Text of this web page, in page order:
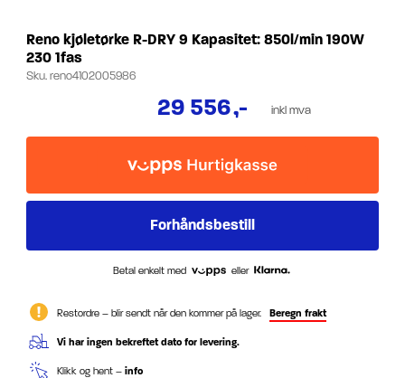
Reno kjøletørke R-DRY 9 Kapasitet: 850l/min 190W
230 1fas
Sku.reno4102005986
29 556,- inkl mva
Betal enkelt med eller
Restordre – blir sendt når den kommer på lager. Beregn frakt
Vi har ingen bekreftet dato for levering.
Klikk og hent – info